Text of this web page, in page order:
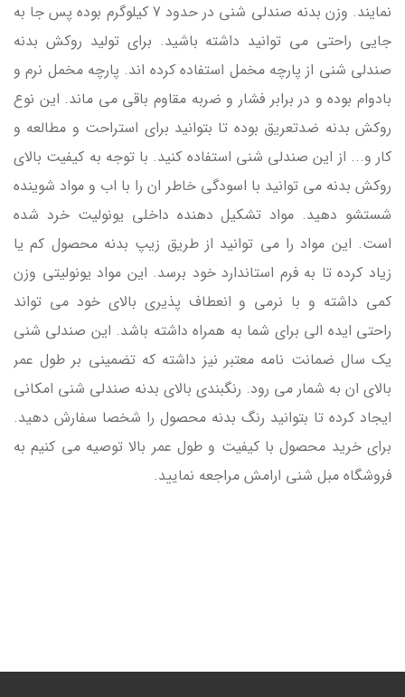
نمایند. وزن بدنه صندلی شنی در حدود 7 کیلوگرم بوده پس جا به
جایی راحتی می توانید داشته باشید. برای تولید روکش بدنه
صندلی شنی از پارچه مخمل استفاده کرده اند. پارچه مخمل نرم و
بادوام بوده و در برابر فشار و ضربه مقاوم باقی می ماند. این نوع
روکش بدنه ضدتعریق بوده تا بتوانید برای استراحت و مطالعه و
کار و... از این صندلی شنی استفاده کنید. با توجه به کیفیت بالای
روکش بدنه می توانید با اسودگی خاطر ان را با اب و مواد شوینده
شستشو دهید. مواد تشکیل دهنده داخلی یونولیت خرد شده
است. این مواد را می توانید از طریق زیپ بدنه محصول کم یا
زیاد کرده تا به فرم استاندارد خود برسد. این مواد یونولیتی وزن
کمی داشته و با نرمی و انعطاف پذیری بالای خود می تواند
راحتی ایده الی برای شما به همراه داشته باشد. این صندلی شنی
یک سال ضمانت نامه معتبر نیز داشته که تضمینی بر طول عمر
بالای ان به شمار می رود. رنگبندی بالای بدنه صندلی شنی امکانی
ایجاد کرده تا بتوانید رنگ بدنه محصول را شخصا سفارش دهید.
برای خرید محصول با کیفیت و طول عمر بالا توصیه می کنیم به
فروشگاه مبل شنی ارامش مراجعه نمایید.